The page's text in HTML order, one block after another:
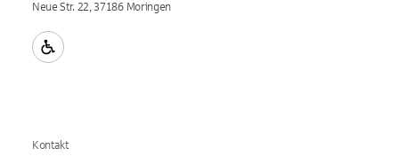
Neue Str. 22, 37186 Moringen
Kontakt